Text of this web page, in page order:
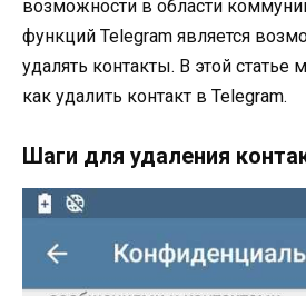
возможности в области
функций Telegram является
удалять контакты. В этой
как удалить контакт в Telegram.
Шаги для удаления